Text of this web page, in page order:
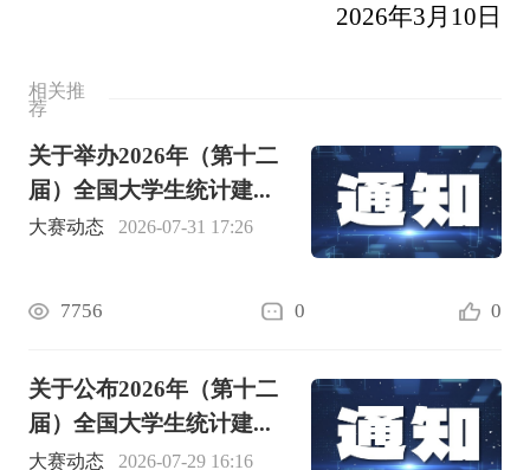
2026年3月10日
相关推
荐
关于举办2026年（第十二
届）全国大学生统计建...
大赛动态 2026-07-31 17:26
7756 0 0
关于公布2026年（第十二
届）全国大学生统计建...
大赛动态 2026-07-29 16:16